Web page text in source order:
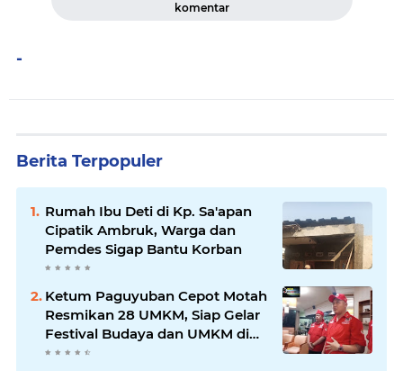
komentar
-
Berita Terpopuler
Rumah Ibu Deti di Kp. Sa'apan
Cipatik Ambruk, Warga dan
Pemdes Sigap Bantu Korban
Ketum Paguyuban Cepot Motah
Resmikan 28 UMKM, Siap Gelar
Festival Budaya dan UMKM di
Jalan Braga